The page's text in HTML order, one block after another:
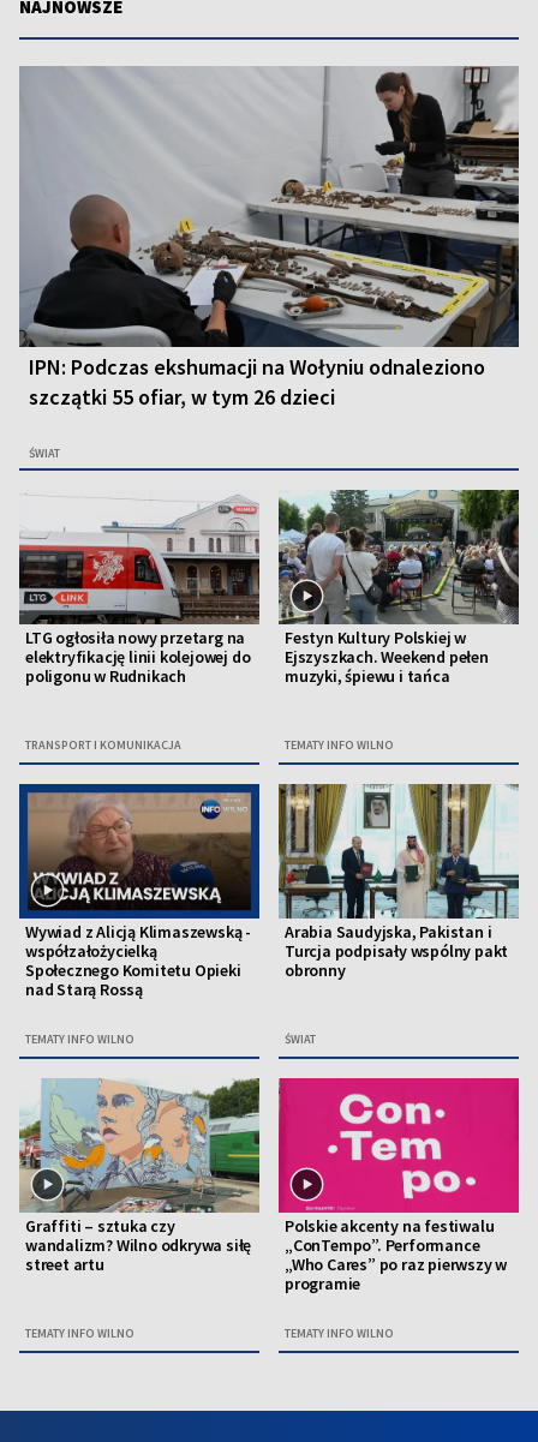
NAJNOWSZE
IPN: Podczas ekshumacji na Wołyniu odnaleziono
szczątki 55 ofiar, w tym 26 dzieci
ŚWIAT
LTG ogłosiła nowy przetarg na
elektryfikację linii kolejowej do
poligonu w Rudnikach
TRANSPORT I KOMUNIKACJA
Festyn Kultury Polskiej w
Ejszyszkach. Weekend pełen
muzyki, śpiewu i tańca
TEMATY INFO WILNO
Wywiad z Alicją Klimaszewską -
współzałożycielką
Społecznego Komitetu Opieki
nad Starą Rossą
TEMATY INFO WILNO
Arabia Saudyjska, Pakistan i
Turcja podpisały wspólny pakt
obronny
ŚWIAT
Graffiti – sztuka czy
wandalizm? Wilno odkrywa siłę
street artu
TEMATY INFO WILNO
Polskie akcenty na festiwalu
„ConTempo”. Performance
„Who Cares” po raz pierwszy w
programie
TEMATY INFO WILNO